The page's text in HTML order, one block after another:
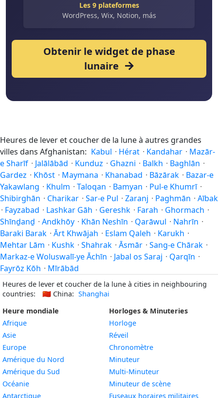
Les 9 plateformes
WordPress, Wix, Notion, más
Obtenir le widget de phase
lunaire
Heures de lever et coucher de la lune à autres grandes
villes dans Afghanistan: Kabul · Hérat · Kandahar · Mazār-
e Sharīf · Jalālābād · Kunduz · Ghazni · Balkh · Baghlān ·
Gardez · Khōst · Maymana · Khanabad · Bāzārak · Bazar-e
Yakawlang · Khulm · Taloqan · Bamyan · Pul-e Khumrī ·
Shibirghān · Charikar · Sar-e Pul · Zaranj · Paghmān · Aībak
· Fayzabad · Lashkar Gāh · Gereshk · Farah · Ghormach ·
Shīnḏanḏ · Andkhōy · Khān Neshīn · Qarāwul · Nahrīn ·
Baraki Barak · Ārt Khwājah · Eslam Qaleh · Karukh ·
Mehtar Lām · Kushk · Shahrak · Āsmār · Sang-e Chārak ·
Markaz-e Woluswalī-ye Āchīn · Jabal os Saraj · Qarqīn ·
Fayrōz Kōh · Mīrābād
Heures de lever et coucher de la lune à cities in neighbouring
countries:
🇨🇳 China: Shanghai
Heure mondiale
Afrique
Asie
Europe
Amérique du Nord
Amérique du Sud
Océanie
Antarctique
Horloges & Minuteries
Horloge
Réveil
Chronomètre
Minuteur
Multi-Minuteur
Minuteur de scène
Fuseaux horaires militaires